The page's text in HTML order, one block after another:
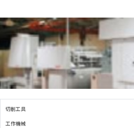
切削工具
工作機械